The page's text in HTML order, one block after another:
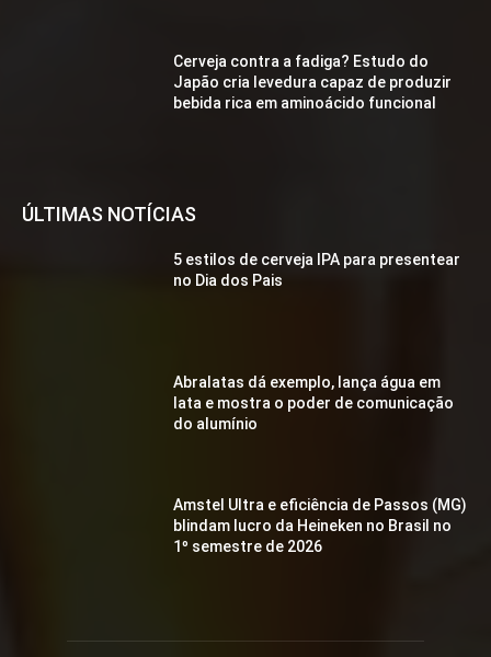
Cerveja contra a fadiga? Estudo do
Japão cria levedura capaz de produzir
bebida rica em aminoácido funcional
ÚLTIMAS NOTÍCIAS
5 estilos de cerveja IPA para presentear
no Dia dos Pais
Abralatas dá exemplo, lança água em
lata e mostra o poder de comunicação
do alumínio
Amstel Ultra e eficiência de Passos (MG)
blindam lucro da Heineken no Brasil no
1º semestre de 2026